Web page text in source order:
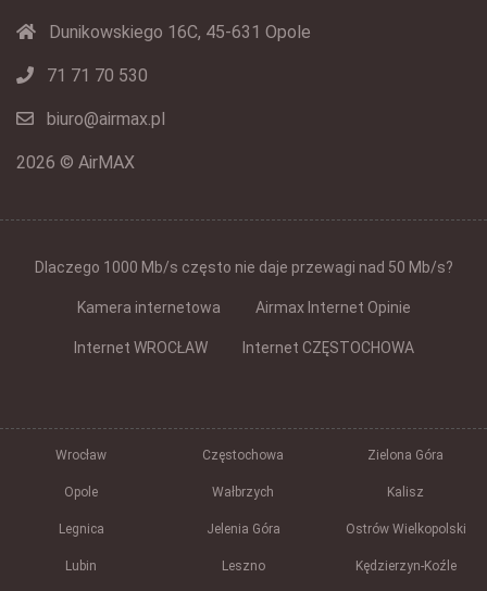
Dunikowskiego 16C, 45-631 Opole
71 71 70 530
biuro@airmax.pl
2026 © AirMAX
Dlaczego 1000 Mb/s często nie daje przewagi nad 50 Mb/s?
Kamera internetowa Airmax Internet Opinie
Internet WROCŁAW Internet CZĘSTOCHOWA
Wrocław Częstochowa Zielona Góra
Opole Wałbrzych Kalisz
Legnica Jelenia Góra Ostrów Wielkopolski
Lubin Leszno Kędzierzyn-Koźle